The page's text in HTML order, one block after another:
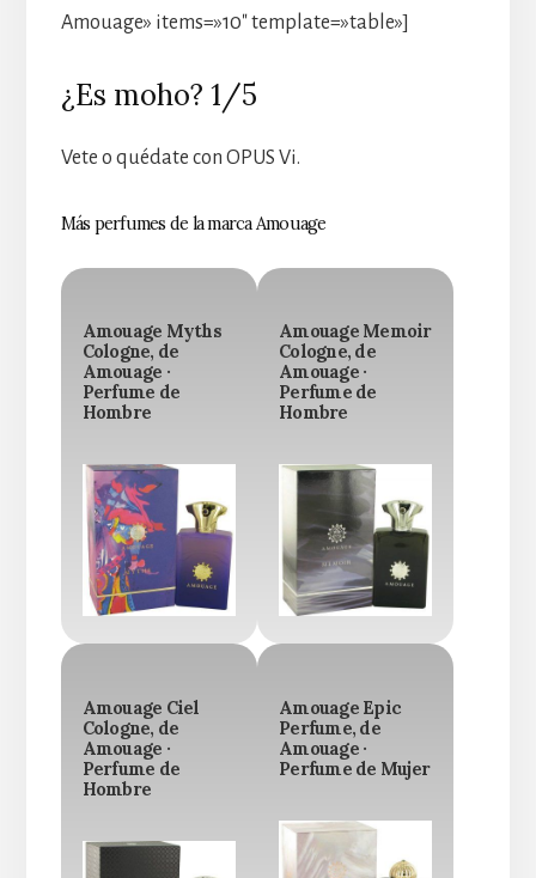
Amouage» items=»10″ template=»table»]
¿Es moho? 1/5
Vete o quédate con OPUS Vi.
Más perfumes de la marca Amouage
Amouage Myths
Cologne, de
Amouage ·
Perfume de
Hombre
Amouage Memoir
Cologne, de
Amouage ·
Perfume de
Hombre
Amouage Ciel
Cologne, de
Amouage ·
Perfume de
Hombre
Amouage Epic
Perfume, de
Amouage ·
Perfume de Mujer